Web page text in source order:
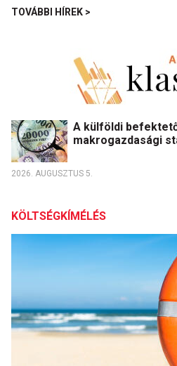
TOVÁBBI HÍREK >
A külföldi
makrogazdasági
2026. AUGUSZTUS 5.
KÖLTSÉGKÍMÉLÉS